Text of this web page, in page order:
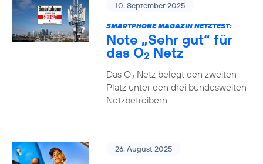
10. September 2025
SMARTPHONE MAGAZIN NETZTEST:
Note „Sehr gut“ für
das O2 Netz
Das O2Netz belegt den zweiten
Platz unter den drei bundesweiten
Netzbetreibern.
26. August 2025